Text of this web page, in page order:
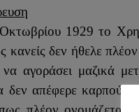
1929 το
κανείς δεν ήθελε
αγοράσει μαζικά
δεν απέφερε καρπούς